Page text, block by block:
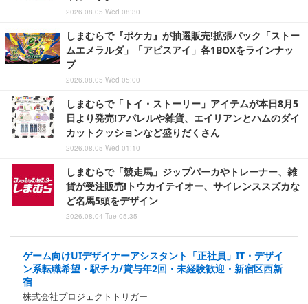
2026.08.05 Wed 08:30
しまむらで『ポケカ』が抽選販売!拡張パック「ストー
ムエメラルダ」「アビスアイ」各1BOXをラインナッ
プ
2026.08.05 Wed 05:00
しまむらで「トイ・ストーリー」アイテムが本日8月5
日より発売!アパレルや雑貨、エイリアンとハムのダイ
カットクッションなど盛りだくさん
2026.08.05 Wed 01:10
しまむらで「競走馬」ジップパーカやトレーナー、雑
貨が受注販売!トウカイテイオー、サイレンススズカな
ど名馬5頭をデザイン
2026.08.04 Tue 05:35
ゲーム向けUIデザイナーアシスタント「正社員」IT・デザイ
ン系転職希望・駅チカ/賞与年2回・未経験歓迎・新宿区西新
宿
株式会社プロジェクトトリガー